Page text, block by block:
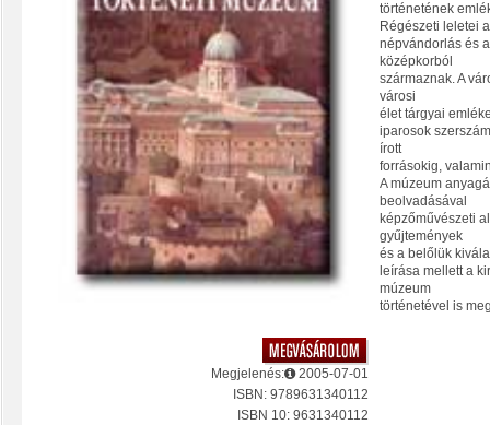
Megjelenés:
2005-07-01
ISBN: 9789631340112
ISBN 10: 9631340112
történetének
Régészeti leletei
népvándorlás és
középkorból
származnak. A
városi
élet tárgyai
iparosok
írott
forrásokig,
A múzeum
beolvadásával
képzőművészeti
gyűjtemények
és a belőlük
leírása mellett a
múzeum
történetével is